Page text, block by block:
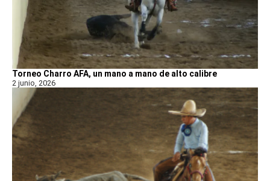
Torneo Charro AFA, un mano a mano de alto calibre
2 junio, 2026